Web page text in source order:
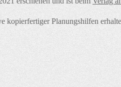
kopierfertiger Planungshilfen